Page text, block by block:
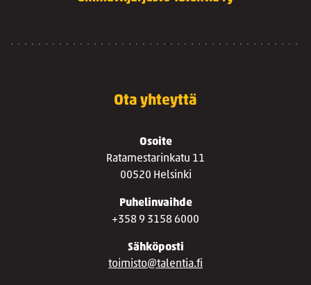
Ota yhteyttä
Osoite
Ratamestarinkatu 11
00520 Helsinki
Puhelinvaihde
+358 9 3158 6000
Sähköposti
toimisto@talentia.fi